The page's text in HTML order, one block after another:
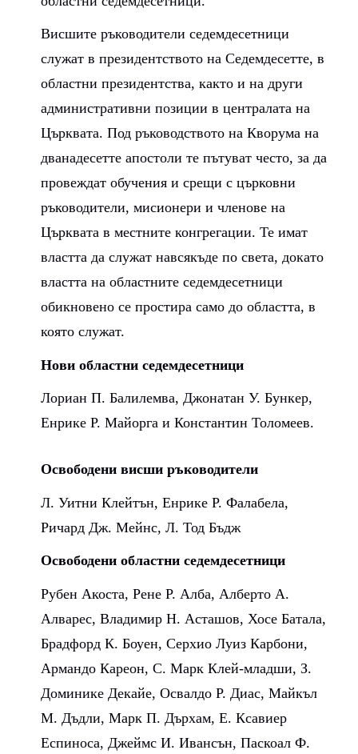
Висшите ръководители седемдесетници
служат в президентството на Седемдесетте, в
областни президентства, както и на други
административни позиции в централата на
Църквата. Под ръководството на Кворума на
дванадесетте апостоли те пътуват често, за да
провеждат обучения и срещи с църковни
ръководители, мисионери и членове на
Църквата в местните конгрегации. Те имат
властта да служат навсякъде по света, докато
властта на областните седемдесетници
обикновено се простира само до областта, в
която служат.
Нови областни седемдесетници
Лориан П. Балилемва, Джонатан У. Бункер,
Енрике Р. Майорга и Константин Толомеев.
Освободени висши ръководители
Л. Уитни Клейтън, Енрике Р. Фалабела,
Ричард Дж. Мейнс, Л. Тод Бъдж
Освободени областни седемдесетници
Рубен Акоста, Рене Р. Алба, Алберто А.
Алварес, Владимир Н. Асташов, Хосе Батала,
Брадфорд К. Боуен, Серхио Луиз Карбони,
Армандо Кареон, С. Марк Клей-младши, З.
Доминике Декайе, Освалдо Р. Диас, Майкъл
М. Дъдли, Марк П. Дърхам, Е. Ксавиер
Еспиноса, Джеймс И. Ивансън, Паскоал Ф.